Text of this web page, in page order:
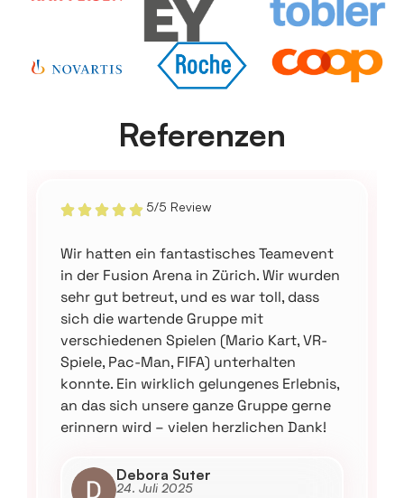
Referenzen
5/5 Review
Wir hatten ein fantastisches Teamevent
in der Fusion Arena in Zürich. Wir wurden
sehr gut betreut, und es war toll, dass
sich die wartende Gruppe mit
verschiedenen Spielen (Mario Kart, VR-
Spiele, Pac-Man, FIFA) unterhalten
konnte. Ein wirklich gelungenes Erlebnis,
an das sich unsere ganze Gruppe gerne
erinnern wird – vielen herzlichen Dank!
Debora Suter
24. Juli 2025